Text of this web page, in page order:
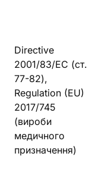
Directive
2001/83/EC (ст.
77-82),
Regulation (EU)
2017/745
(вироби
медичного
призначення)